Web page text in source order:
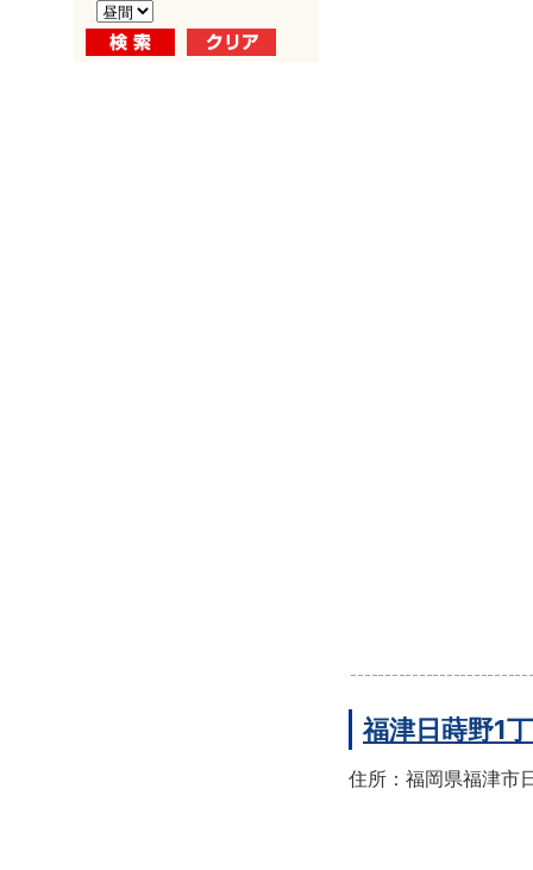
福津日蒔野1
住所：福岡県福津市